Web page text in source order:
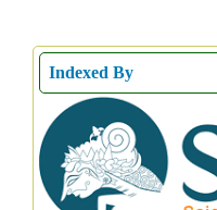
Indexed By